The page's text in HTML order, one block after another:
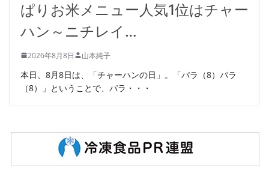
ぱりお米メニュー人気1位はチャー
ハン～ニチレイ…
2026年8月8日 山本純子
本日、8月8日は、「チャーハンの日」。「パラ（8）パラ
（8）」ということで、パラ・・・